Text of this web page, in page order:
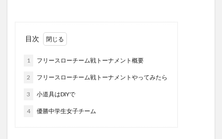
目次
1 フリースローチーム戦トーナメント概要
2 フリースローチーム戦トーナメントやってみたら
3 小道具はDIYで
4 優勝中学生女子チーム